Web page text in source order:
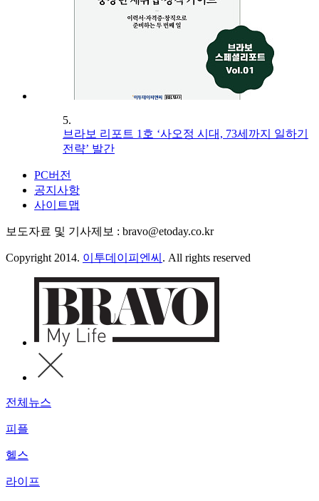
5.
브라보 리포트 1호 ‘사오정 시대, 73세까지 일하기
전략’ 발간
PC버전
공지사항
사이트맵
보도자료 및 기사제보 : bravo@etoday.co.kr
Copyright 2014. 이투데이피엔씨 . All rights reserved
전체뉴스
피플
헬스
라이프